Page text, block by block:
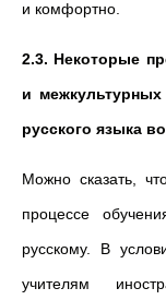
и комфортно.
2.3. Некоторые
и межкультурных
русского языка
Можно сказать,
процессе
русскому. В
учителям